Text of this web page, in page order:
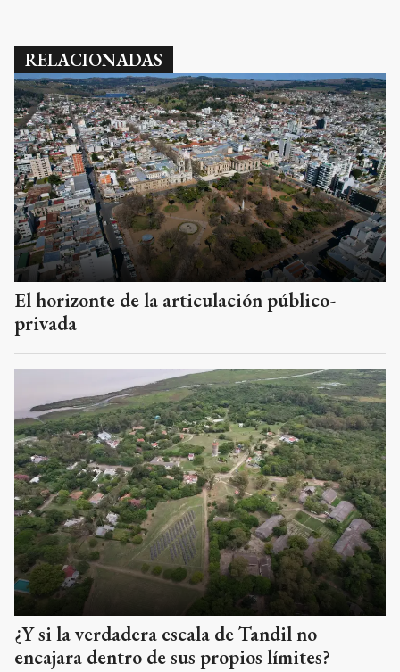
RELACIONADAS
El horizonte de la articulación público-
privada
¿Y si la verdadera escala de Tandil no
encajara dentro de sus propios límites?